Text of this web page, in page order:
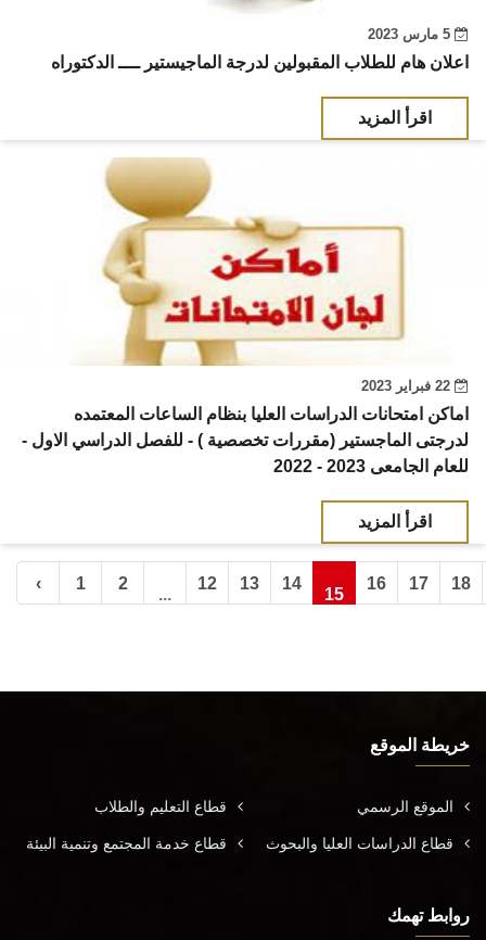
اعلان هام للطلاب المقبولين لدرجة الماجيستير ــــ الدكتوراه
اقرأ المزيد
اماكن امتحانات الدراسات العليا بنظام الساعات المعتمده
لدرجتى الماجستير (مقررات تخصصية ) - للفصل الدراسي الاول -
للعام الجامعى 2023 - 2022
اقرأ المزيد
‹ 1 2
...
12 13 14
15
16 17 18
خريطة الموقع
الموقع الرسمي قطاع التعليم والطلاب
قطاع الدراسات العليا والبحوث قطاع خدمة المجتمع وتنمية البيئة
روابط تهمك